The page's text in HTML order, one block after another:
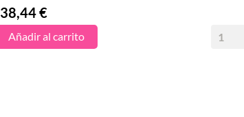
Precio
38,44 €
Añadir al carrito